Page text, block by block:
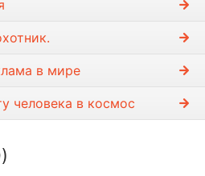
в мире
человека в космос